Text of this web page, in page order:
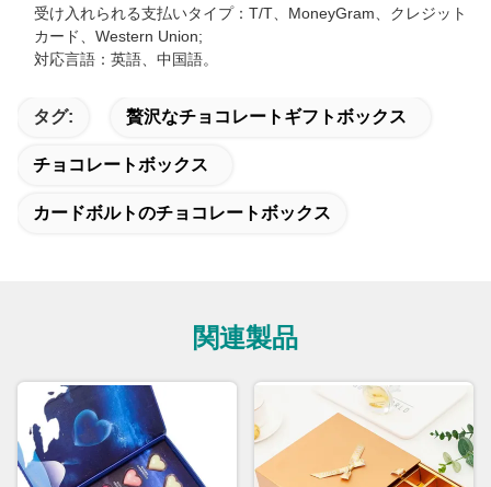
受け入れられる支払いタイプ：T/T、MoneyGram、クレジット
カード、Western Union;
対応言語：英語、中国語。
タグ: 贅沢なチョコレートギフトボックス
チョコレートボックス
カードボルトのチョコレートボックス
関連製品